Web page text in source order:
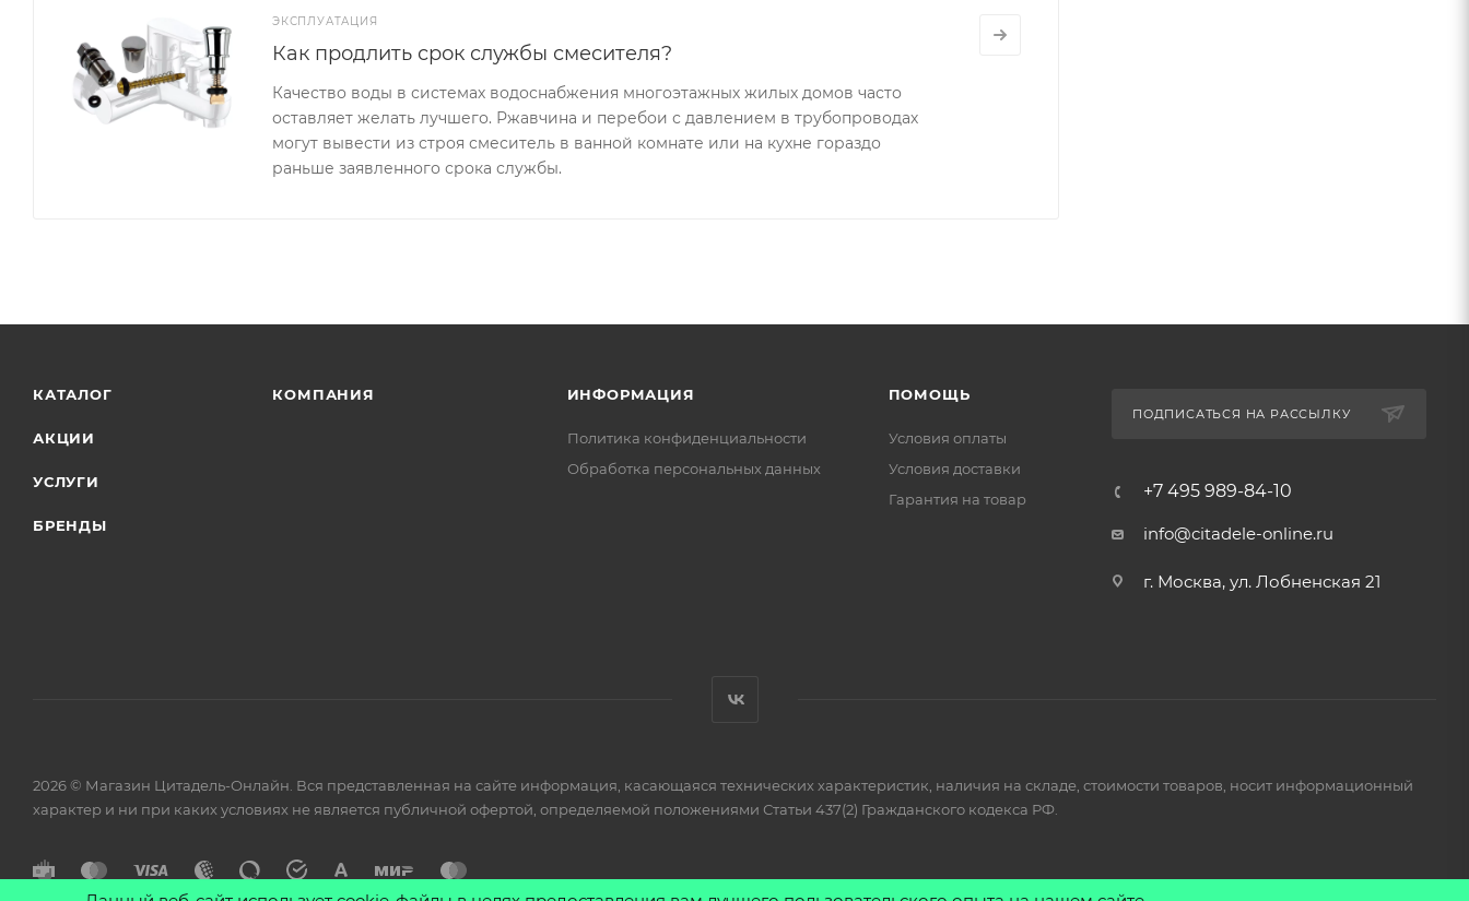
ЭКСПЛУАТАЦИЯ
Как продлить срок службы смесителя?
Качество воды в системах водоснабжения многоэтажных жилых домов часто
оставляет желать лучшего. Ржавчина и перебои с давлением в трубопроводах
могут вывести из строя смеситель в ванной комнате или на кухне гораздо
раньше заявленного срока службы.
КАТАЛОГ
АКЦИИ
УСЛУГИ
БРЕНДЫ
КОМПАНИЯ ИНФОРМАЦИЯ
Политика конфиденциальности
Обработка персональных данных
ПОМОЩЬ
Условия оплаты
Условия доставки
Гарантия на товар
ПОДПИСАТЬСЯ НА РАССЫЛКУ
+7 495 989-84-10
info@citadele-online.ru
г. Москва, ул. Лобненская 21
2026 © Магазин Цитадель-Онлайн. Вся представленная на сайте информация, касающаяся технических характеристик, наличия на складе, стоимости товаров, носит информационный
характер и ни при каких условиях не является публичной офертой, определяемой положениями Статьи 437(2) Гражданского кодекса РФ.